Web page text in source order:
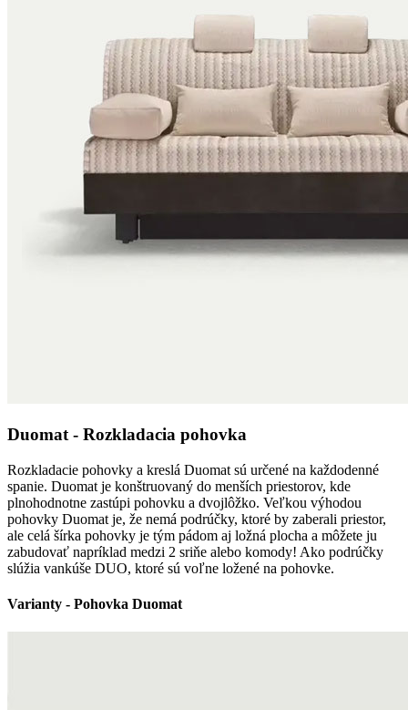
Duomat - Rozkladacia pohovka
Rozkladacie pohovky a kreslá Duomat sú určené na každodenné
spanie. Duomat je konštruovaný do menších priestorov, kde
plnohodnotne zastúpi pohovku a dvojlôžko. Veľkou výhodou
pohovky Duomat je, že nemá podrúčky, ktoré by zaberali priestor,
ale celá šírka pohovky je tým pádom aj ložná plocha a môžete ju
zabudovať napríklad medzi 2 sriňe alebo komody! Ako podrúčky
slúžia vankúše DUO, ktoré sú voľne ložené na pohovke.
Varianty - Pohovka Duomat